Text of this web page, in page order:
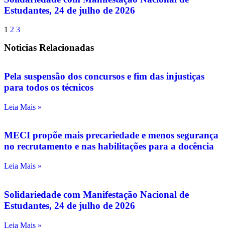
Estudantes, 24 de julho de 2026
1 2 3
Noticias Relacionadas
Pela suspensão dos concursos e fim das injustiças
para todos os técnicos
Leia Mais »
MECI propõe mais precariedade e menos segurança
no recrutamento e nas habilitações para a docência
Leia Mais »
Solidariedade com Manifestação Nacional de
Estudantes, 24 de julho de 2026
Leia Mais »